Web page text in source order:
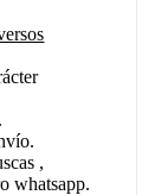
,
whatsapp.